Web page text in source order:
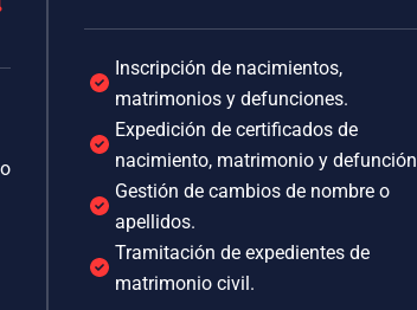
Inscripción de nacimientos,
matrimonios y defunciones.
Expedición de certificados de
nacimiento, matrimonio y
Gestión de cambios de nombre o
apellidos.
Tramitación de expedientes de
matrimonio civil.